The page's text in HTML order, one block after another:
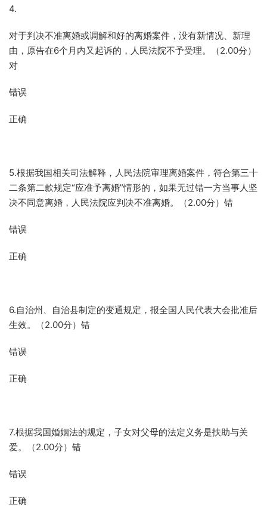
4.
对于判决不准离婚或调解和好的离婚案件，没有新情况、新理
由，原告在6个月内又起诉的，人民法院不予受理。（2.00分）
对
错误
正确
5.根据我国相关司法解释，人民法院审理离婚案件，符合第三十
二条第二款规定“应准予离婚”情形的，如果无过错一方当事人坚
决不同意离婚，人民法院应判决不准离婚。（2.00分）错
错误
正确
6.自治州、自治县制定的变通规定，报全国人民代表大会批准后
生效。（2.00分）错
错误
正确
7.根据我国婚姻法的规定，子女对父母的法定义务是扶助与关
爱。（2.00分）错
错误
正确